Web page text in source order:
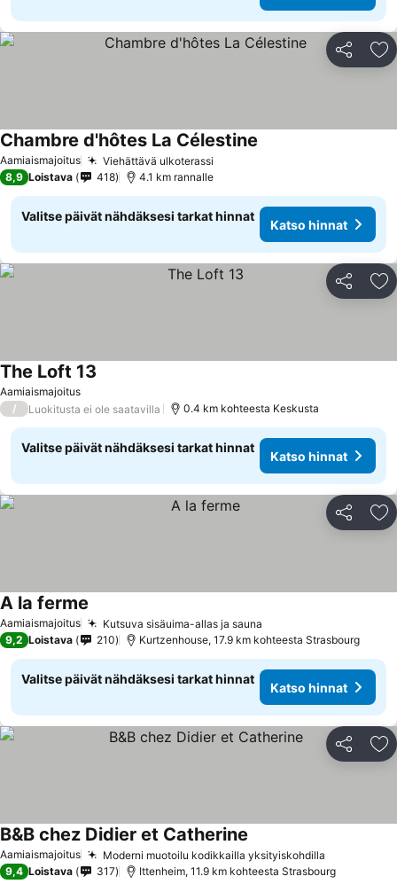
Jaa
Aamiaismajoitus Viehättävä ulkoterassi
Chambre d'hôtes La Célestine
8,9 Loistava 418 4.1 km rannalle
Valitse päivät nähdäksesi tarkat hinnat
Katso hinnat
Jaa
Aamiaismajoitus
The Loft 13
/ Luokitusta ei ole saatavilla 0.4 km kohteesta Keskusta
Valitse päivät nähdäksesi tarkat hinnat
Katso hinnat
Jaa
Aamiaismajoitus Kutsuva sisäuima-allas ja sauna
A la ferme
9,2 Loistava 210 Kurtzenhouse, 17.9 km kohteesta Strasbourg
Valitse päivät nähdäksesi tarkat hinnat
Katso hinnat
Jaa
Aamiaismajoitus Moderni muotoilu kodikkailla yksityiskohdilla
B&B chez Didier et Catherine
9,4 Loistava 317 Ittenheim, 11.9 km kohteesta Strasbourg